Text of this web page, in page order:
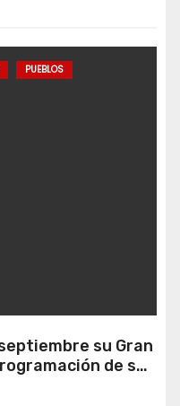
PUEBLOS
su Gran
de sus